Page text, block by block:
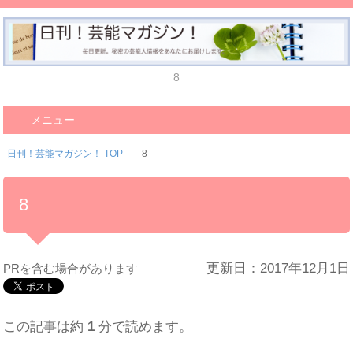
8
メニュー
日刊！芸能マガジン！ TOP 8
8
PRを含む場合があります 更新日：2017年12月1日
この記事は約 1 分で読めます。